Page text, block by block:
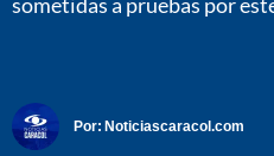
Por: Noticiascaracol.com